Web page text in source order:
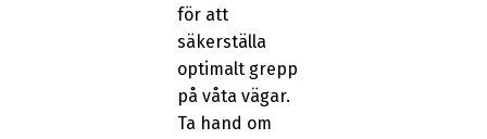
för att
säkerställa
optimalt grepp
på våta vägar.
Ta hand om